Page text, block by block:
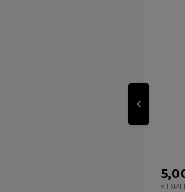
s DPH